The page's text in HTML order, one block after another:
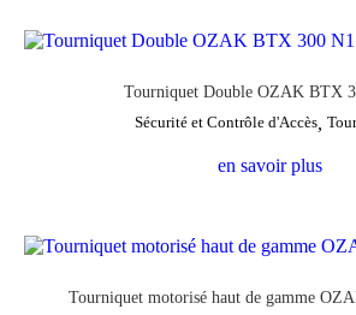
Tourniquet Double OZAK BTX
Sécurité et Contrôle d'Accès,
en savoir plus
Tourniquet motorisé haut de gamme